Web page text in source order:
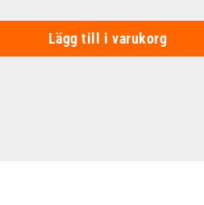
Lägg till i varukorg